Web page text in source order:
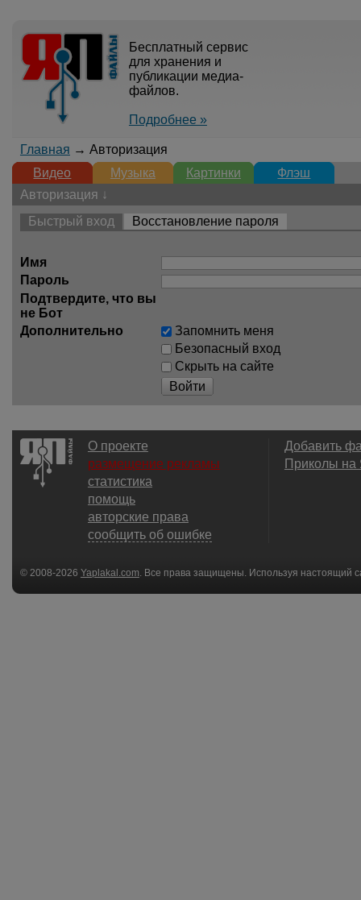
Бесплатный сервис
для хранения и
публикации медиа-
файлов.
Подробнее »
Главная → Авторизация
Видео
Музыка Картинки
Флэш
Авторизация ↓
Быстрый вход
Восстановление пароля
Имя
Пароль
Подтвердите, что вы
не Бот
Дополнительно
Запомнить меня
Безопасный вход
Скрыть на сайте
Войти
О проекте
размещение рекламы
статистика
помощь
авторские права
сообщить об ошибке
Добавить
Приколы
© 2008-2026 Yaplakal.com . Все права защищены. Используя настоящий
соглашения.